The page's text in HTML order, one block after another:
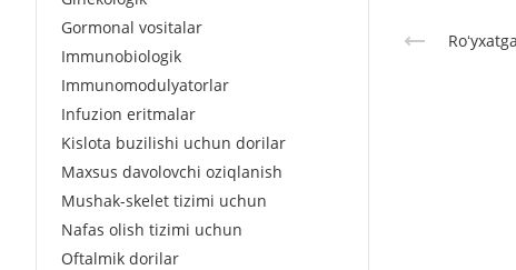
Gormonal vositalar
Immunobiologik
Immunomodulyatorlar
Infuzion eritmalar
Kislota buzilishi uchun dorilar
Maxsus davolovchi oziqlanish
Mushak-skelet tizimi uchun
Nafas olish tizimi uchun
Oftalmik dorilar